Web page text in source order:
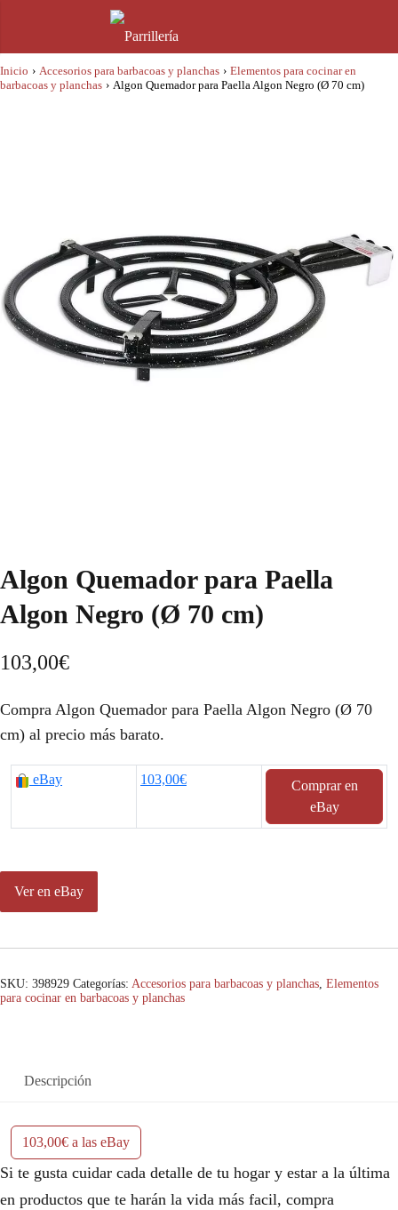
Inicio › Accesorios para barbacoas y planchas › Elementos para cocinar en
barbacoas y planchas › Algon Quemador para Paella Algon Negro (Ø 70 cm)
Algon Quemador para Paella
Algon Negro (Ø 70 cm)
103,00€
Compra Algon Quemador para Paella Algon Negro (Ø 70
cm) al precio más barato.
eBay 103,00€
Comprar en
eBay
Ver en eBay
SKU: 398929 Categorías: Accesorios para barbacoas y planchas, Elementos
para cocinar en barbacoas y planchas
Descripción
103,00€ a las eBay
Si te gusta cuidar cada detalle de tu hogar y estar a la última
en productos que te harán la vida más facil, compra